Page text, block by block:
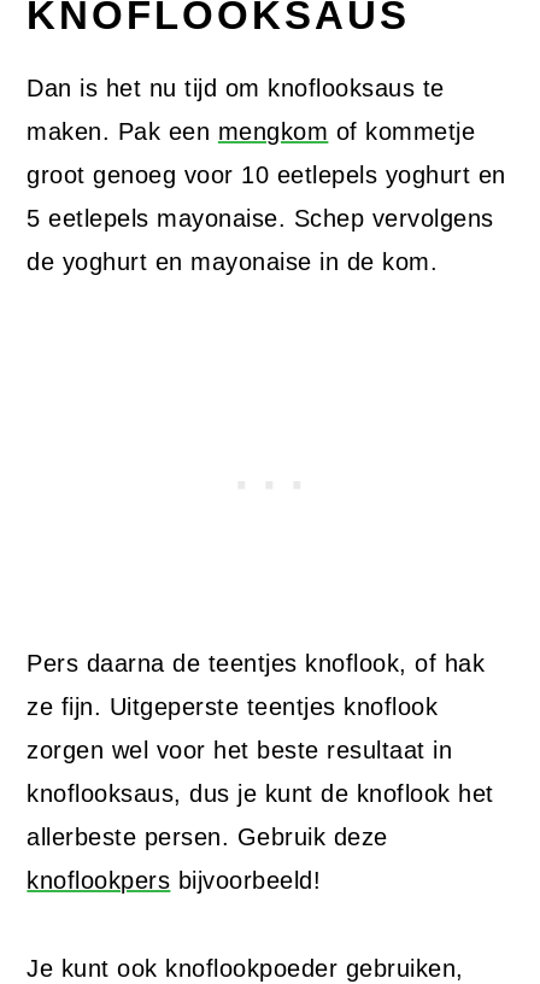
KNOFLOOKSAUS
Dan is het nu tijd om knoflooksaus te
maken. Pak een mengkom of kommetje
groot genoeg voor 10 eetlepels yoghurt en
5 eetlepels mayonaise. Schep vervolgens
de yoghurt en mayonaise in de kom.
Pers daarna de teentjes knoflook, of hak
ze fijn. Uitgeperste teentjes knoflook
zorgen wel voor het beste resultaat in
knoflooksaus, dus je kunt de knoflook het
allerbeste persen. Gebruik deze
knoflookpers bijvoorbeeld!
Je kunt ook knoflookpoeder gebruiken,